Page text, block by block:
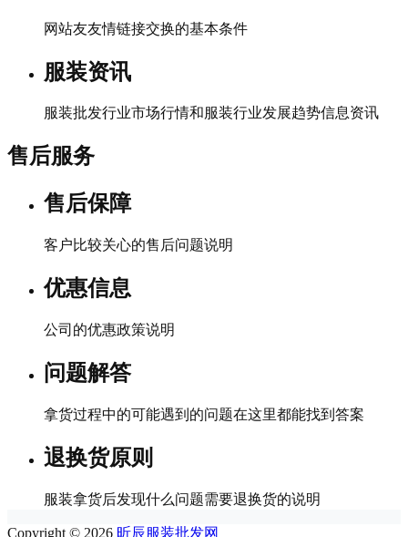
网站友友情链接交换的基本条件
服装资讯
服装批发行业市场行情和服装行业发展趋势信息资讯
售后服务
售后保障
客户比较关心的售后问题说明
优惠信息
公司的优惠政策说明
问题解答
拿货过程中的可能遇到的问题在这里都能找到答案
退换货原则
服装拿货后发现什么问题需要退换货的说明
Copyright © 2026 昕辰服装批发网